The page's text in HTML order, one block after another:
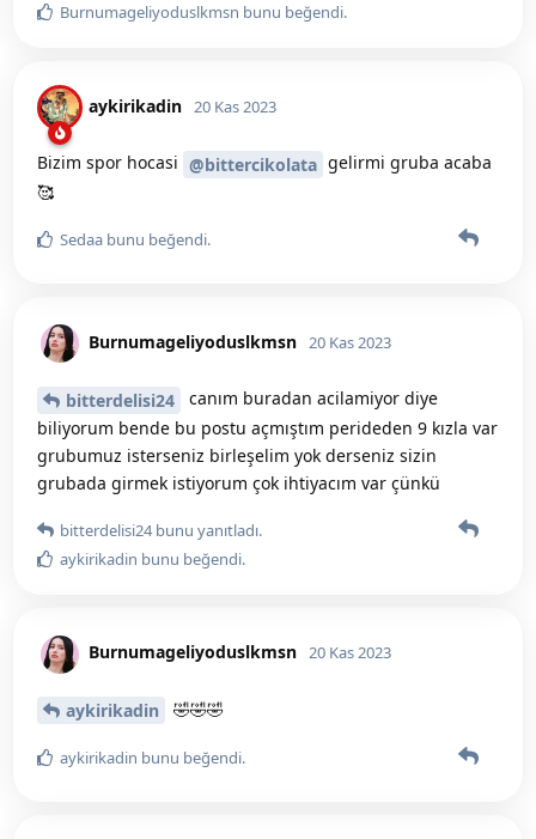
Burnumageliyoduslkmsn bunu beğendi.
aykirikadin 20 Kas 2023
Bizim spor hocasi @bittercikolata gelirmi gruba acaba
🥰
Sedaa bunu beğendi.
Burnumageliyoduslkmsn 20 Kas 2023
bitterdelisi24
canım buradan acilamiyor diye
biliyorum bende bu postu açmıştım perideden 9 kızla var
grubumuz isterseniz birleşelim yok derseniz sizin
grubada girmek istiyorum çok ihtiyacım var çünkü
bitterdelisi24bunu yanıtladı.
aykirikadin bunu beğendi.
Burnumageliyoduslkmsn 20 Kas 2023
aykirikadin 🤣🤣🤣
aykirikadin bunu beğendi.